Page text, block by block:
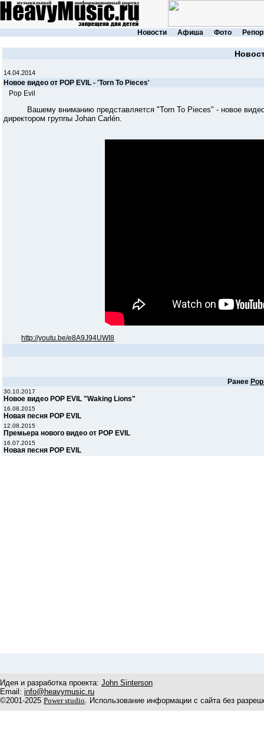
Новости Афиша Фото
14.04.2014
Новое видео от POP EVIL - 'Torn To Pieces'
Pop Evil
Вашему вниманию представляется "Torn To Pieces" - новое видео
директором группы Johan Carlén.
http://youtu.be/e8A9J94UWI8
Ранее
30.10.2017
Новое видео POP EVIL "Waking Lions"
16.08.2015
Новая песня POP EVIL
12.08.2015
Премьера нового видео от POP EVIL
16.07.2015
Новая песня POP EVIL
Идея и разработка проекта: John Sinterson
Email: info@heavymusic.ru
©2001-2025 Power studio. Использование информации с сайта без